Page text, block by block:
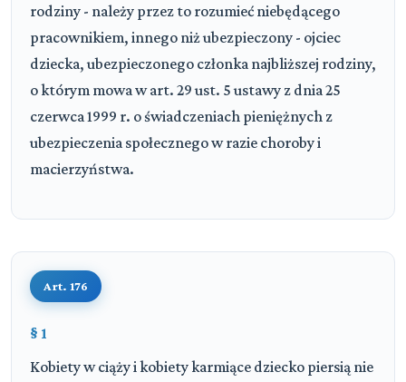
rodziny - należy przez to rozumieć niebędącego
pracownikiem, innego niż ubezpieczony - ojciec
dziecka, ubezpieczonego członka najbliższej rodziny,
o którym mowa w art. 29 ust. 5 ustawy z dnia 25
czerwca 1999 r. o świadczeniach pieniężnych z
ubezpieczenia społecznego w razie choroby i
macierzyństwa.
Art. 176
§ 1
Kobiety w ciąży i kobiety karmiące dziecko piersią nie